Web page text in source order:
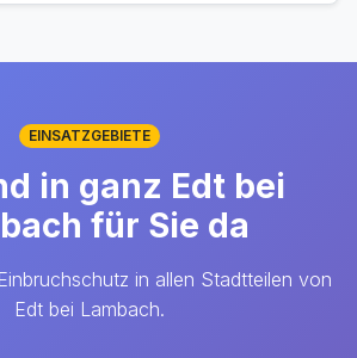
EINSATZGEBIETE
in ganz Edt bei
für Sie da
in allen Stadtteilen von
Edt bei Lambach.